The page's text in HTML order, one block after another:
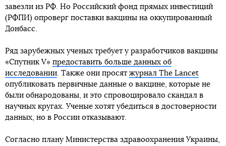
завезли из РФ. Но Российский фонд прямых инвестиций
(РФПИ) опроверг поставки вакцины на оккупированный
Донбасс.
Ряд зарубежных ученых требует у разработчиков вакцины
«Спутник V» предоставить больше данных об
исследовании . Также они просят журнал The Lancet
опубликовать первичные данные о вакцине, которые не
были обнародованы, и это спровоцировало скандал в
научных кругах. Ученые хотят убедиться в достоверности
данных, но в России отказывают.
Согласно плану Министерства здравоохранения Украины,